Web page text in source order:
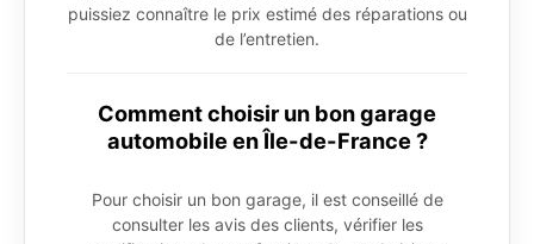
puissiez connaître le prix estimé des réparations ou
de l’entretien.
Comment choisir un bon garage
automobile en Île-de-France ?
Pour choisir un bon garage, il est conseillé de
consulter les avis des clients, vérifier les